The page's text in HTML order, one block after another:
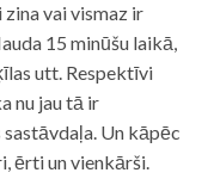
vai vismaz ir
15 minūšu laikā,
utt. Respektīvi
nu jau tā ir
Un kāpēc
ērti un vienkārši.